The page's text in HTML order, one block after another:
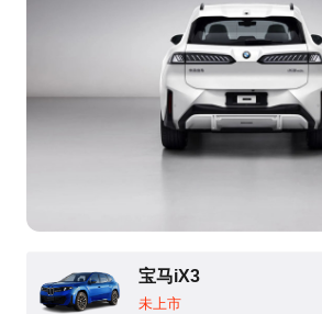
宝马iX3
未上市